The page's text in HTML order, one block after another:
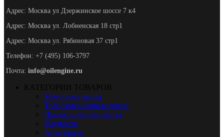
Адрес: Москва ул Дзержинское шоссе 7 к4
Адрес: Москва ул. Лобненская 18 стр1
Адрес: Москва ул. Рябиновая 37 стр1
Телефон: +7 (495) 106-3797
Почта: info@oilengine.ru
КАТЕГОРИИ ТОВАРОВ
Моторные масла
Трансмиссионные масла
Промышленные масла
Жидкости
Антифризы